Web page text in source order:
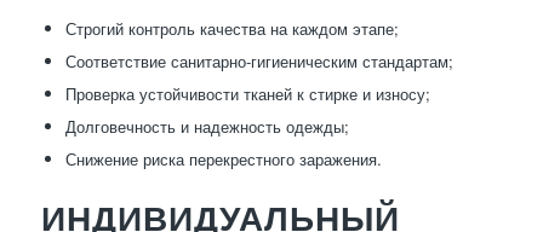
Строгий контроль качества на каждом этапе;
Соответствие санитарно-гигиеническим стандартам;
Проверка устойчивости тканей к стирке и износу;
Долговечность и надежность одежды;
Снижение риска перекрестного заражения.
ИНДИВИДУАЛЬНЫЙ